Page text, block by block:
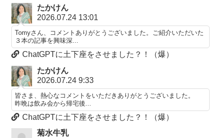
たかけん
2026.07.24 13:01
Tomyさん、コメントありがとうございました。ご紹介いただいた
３本の記事を興味深...
ChatGPTに土下座をさせました？！（爆）
たかけん
2026.07.24 9:33
皆さま、熱心なコメントをいただきありがとうございました。
昨晩は飲み会から帰宅後...
ChatGPTに土下座をさせました？！（爆）
菊水牛乳